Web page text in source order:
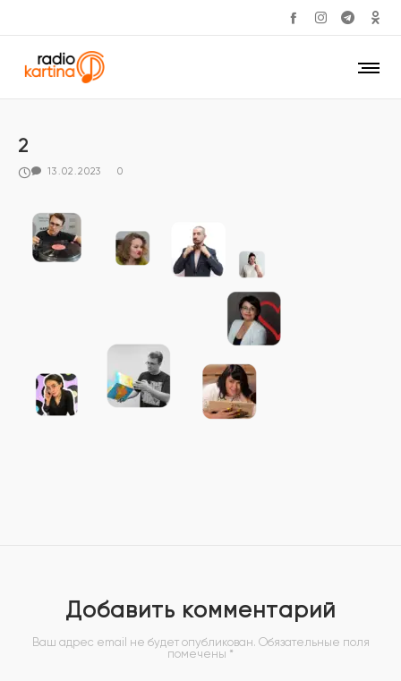
2
13.02.2023 0
Добавить комментарий
Ваш адрес email не будет опубликован. Обязательные поля
помечены *